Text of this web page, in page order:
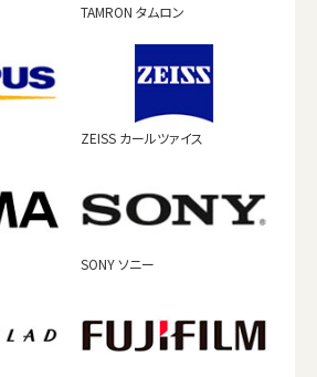
TAMRON タムロン
ZEISS カールツァイス
SONY ソニー